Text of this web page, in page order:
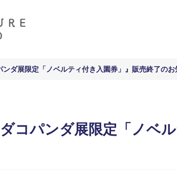
ンダ展限定「ノベルティ付き入園券」』販売終了のお
ダコパンダ展限定「ノベ